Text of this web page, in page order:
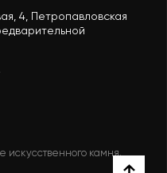
4, Петропавловская
искусственного камня.